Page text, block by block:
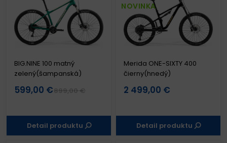
BIG.NINE 100 matný
zelený(šampanská)
599,00 € 899,00 €
Detail produktu
NOVINKA
Merida ONE-SIXTY 400
čierny(hnedý)
2 499,00 €
Detail produktu